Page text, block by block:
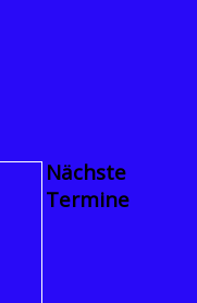
Nächste
Termine